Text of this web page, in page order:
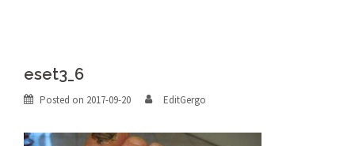
eset3_6
Posted on 2017-09-20 EditGergo